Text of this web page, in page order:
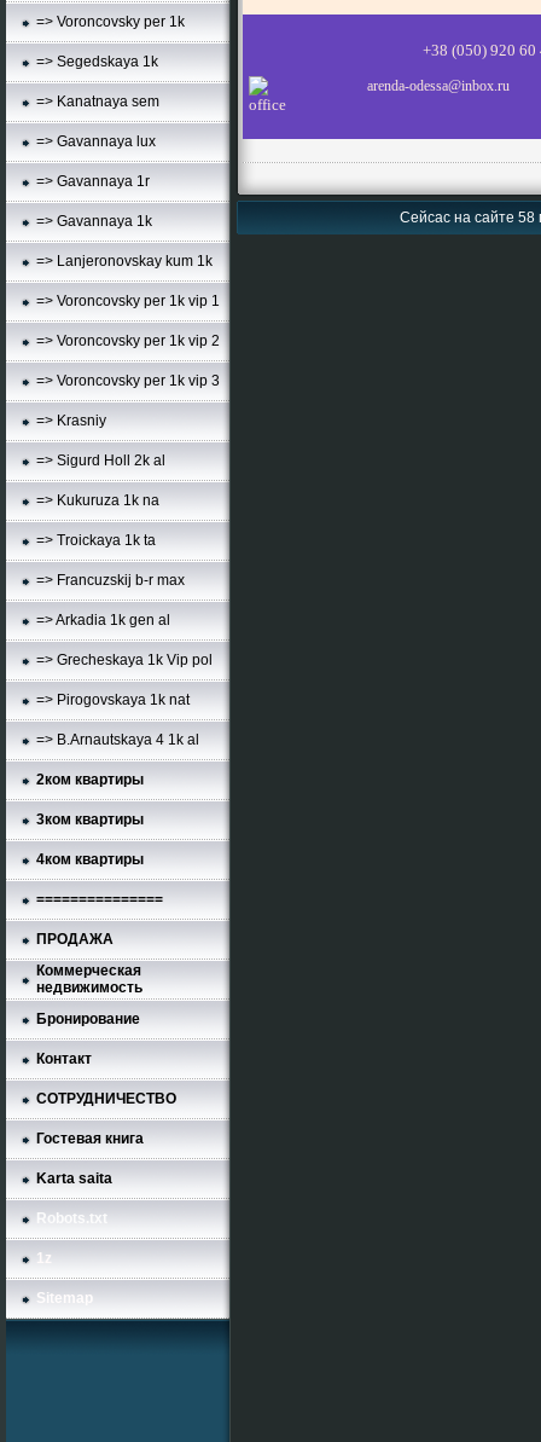
=> Voroncovsky per 1k
=> Segedskaya 1k
=> Kanatnaya sem
=> Gavannaya lux
=> Gavannaya 1r
=> Gavannaya 1k
=> Lanjeronovskay kum 1k
=> Voroncovsky per 1k vip 1
=> Voroncovsky per 1k vip 2
=> Voroncovsky per 1k vip 3
=> Krasniy
=> Sigurd Holl 2k al
=> Kukuruza 1k na
=> Troickaya 1k ta
=> Francuzskij b-r max
=> Arkadia 1k gen al
=> Grecheskaya 1k Vip pol
=> Pirogovskaya 1k nat
=> B.Arnautskaya 4 1k al
2ком квартиры
3ком квартиры
4ком квартиры
===============
ПРОДАЖА
Коммерческая
недвижимость
Бронирование
Контакт
СОТРУДНИЧЕСТВО
Гостевая книга
Karta saita
Robots.txt
1z
Sitemap
+38 (050) 920
arenda-odessa@inbox.ru
Сейсас на сайте 58